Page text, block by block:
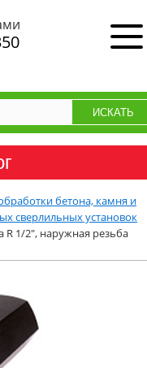
бетона, камня и
сверлильных установок
R 1/2", наружная резьба